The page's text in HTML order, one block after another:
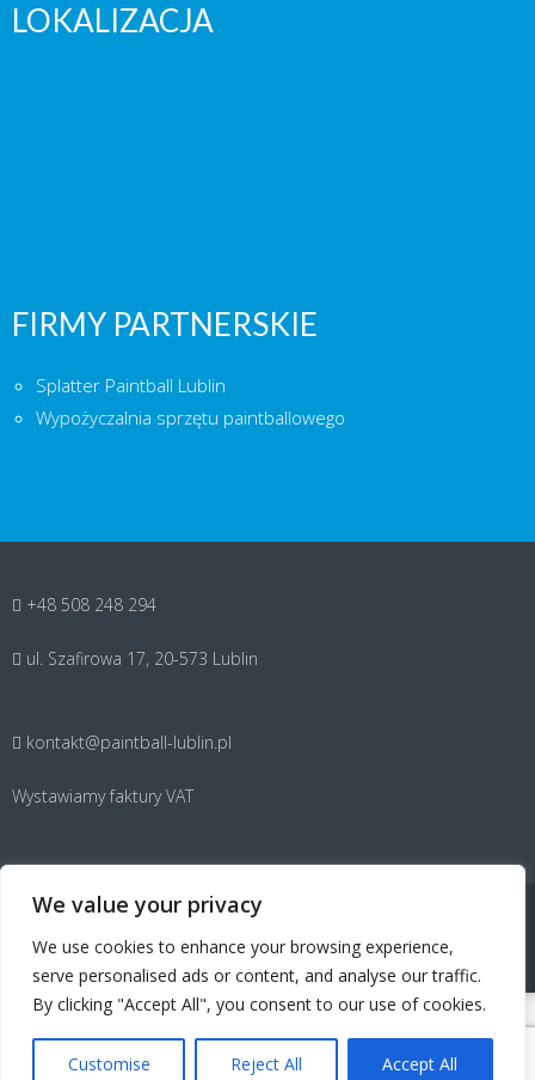
We value your privacy
We use cookies to enhance your browsing experience,
serve personalised ads or content, and analyse our traffic.
By clicking "Accept All", you consent to our use of cookies.
Customise Reject All Accept All
LOKALIZACJA
FIRMY PARTNERSKIE
Splatter Paintball Lublin
Wypożyczalnia sprzętu paintballowego
+48 508 248 294
ul. Szafirowa 17, 20-573 Lublin
kontakt@paintball-lublin.pl
Wystawiamy faktury VAT
FREE WORDPRESS THEME
COPYRIGHT © 2026PAINTBALL LUBLIN